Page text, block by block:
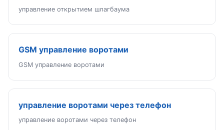
управление открытием шлагбаума
GSM управление воротами
GSM управление воротами
управление воротами через телефон
управление воротами через телефон